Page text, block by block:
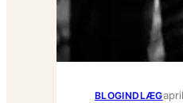
BLOGINDLÆG